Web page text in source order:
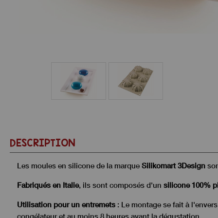
DESCRIPTION
Les moules en silicone de la marque Silikomart 3Design
Fabriqués en Italie, ils sont composés d'un silicone 100%
Utilisation pour un entremets : Le montage se fait à